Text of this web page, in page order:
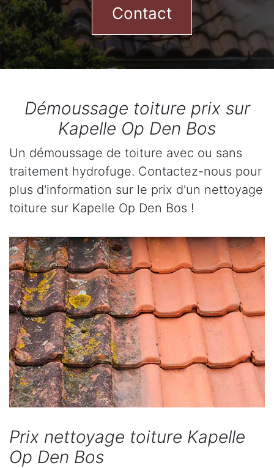
Contact
Démoussage toiture prix sur
Kapelle Op Den Bos
Un démoussage de toiture avec ou sans
traitement hydrofuge. Contactez-nous pour
plus d'information sur le prix d'un nettoyage
toiture sur Kapelle Op Den Bos !
Prix nettoyage toiture Kapelle
Op Den Bos